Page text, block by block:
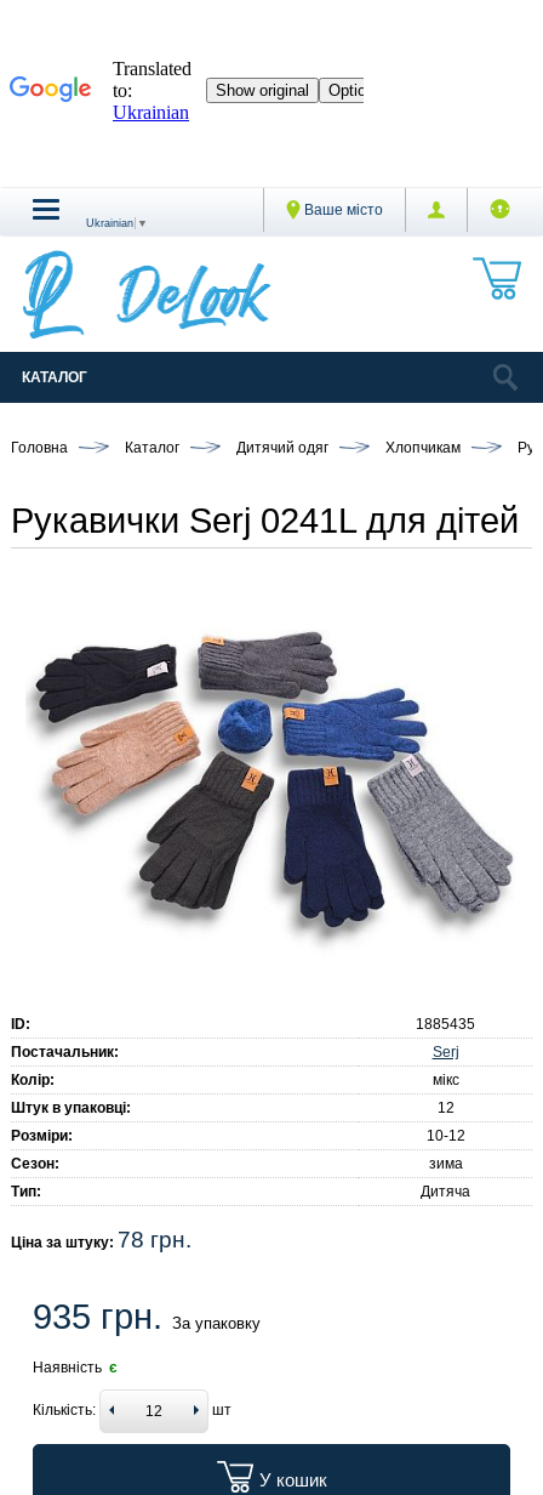
Ваше місто
Ukrainian ▼
КАТАЛОГ
Головна Каталог Дитячий одяг Хлопчикам
Рукавички Serj 0241L для дітей
ID:
1885435
Постачальник:
Serj
Колір:
мікс
Штук в упаковці:
12
Розміри:
10-12
Сезон:
зима
Тип:
Дитяча
Ціна за штуку: 78 грн.
935 грн. За упаковку
Наявність є
Кількість: шт
У кошик